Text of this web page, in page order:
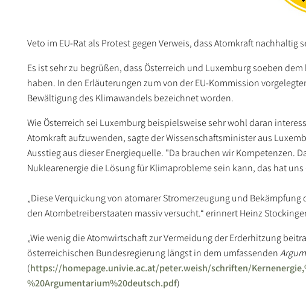
Veto im EU-Rat als Protest gegen Verweis, dass Atomkraft
Es ist sehr zu begrüßen, dass Österreich und Luxemburg soeben
haben. In den Erläuterungen zum von der EU-Kommission
Bewältigung des Klimawandels bezeichnet worden.
Wie Österreich sei Luxemburg beispielsweise sehr wohl daran
Atomkraft aufzuwenden, sagte der Wissenschaftsminister aus
Ausstieg aus dieser Energiequelle. "Da brauchen wir Kompetenzen.
Nuklearenergie die Lösung für Klimaprobleme sein kann, das hat
„Diese Verquickung von atomarer Stromerzeugung und
den Atombetreiberstaaten massiv versucht.“ erinnert Heinz
„Wie wenig die Atomwirtschaft zur Vermeidung der Erderhitzung
österreichischen Bundesregierung längst in dem umfassenden
(https://homepage.univie.ac.at/peter.weish/schriften/
%20Argumentarium%20deutsch.pdf)